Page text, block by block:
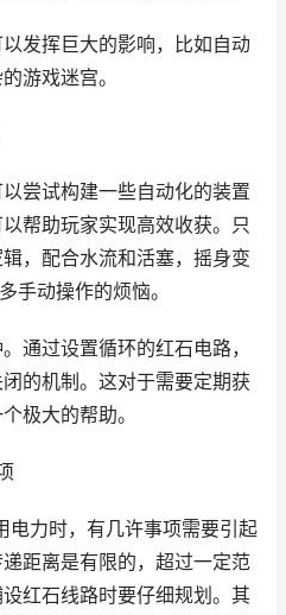
发挥巨大的影响，比如自动
游戏迷宫。
尝试构建一些自动化的装置
帮助玩家实现高效收获。只
，配合水流和活塞，摇身变
手动操作的烦恼。
通过设置循环的红石电路，
的机制。这对于需要定期获
极大的帮助。
电力时，有几许事项需要引起
距离是有限的，超过一定范
红石线路时要仔细规划。其